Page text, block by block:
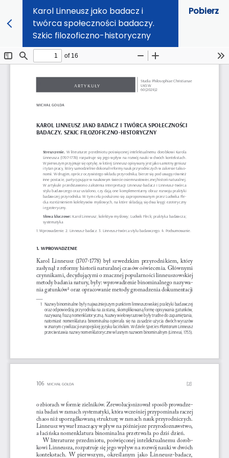
Karol Linneusz jako badacz i
twórca społeczności badaczy.
Szkic filozoficzno-historyczny
Pobierz